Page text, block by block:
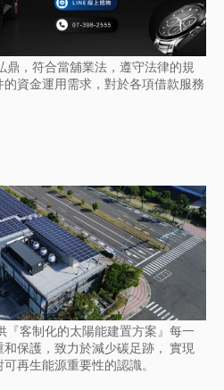
鼎，符合當舖業法，遵守法律的規
資金運用需求，對於各項借款服務
『客制化的太陽能建置方案』每一
保護，致力於減少碳足跡， 實現
再生能源重要性的認識。